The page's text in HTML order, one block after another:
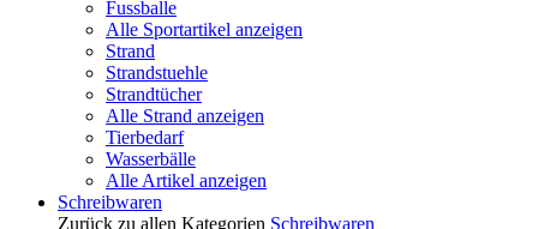
Fussballe
Alle Sportartikel anzeigen
Strand
Strandstuehle
Strandtücher
Alle Strand anzeigen
Tierbedarf
Wasserbälle
Alle Artikel anzeigen
Schreibwaren
Zurück zu allen Kategorien Schreibwaren